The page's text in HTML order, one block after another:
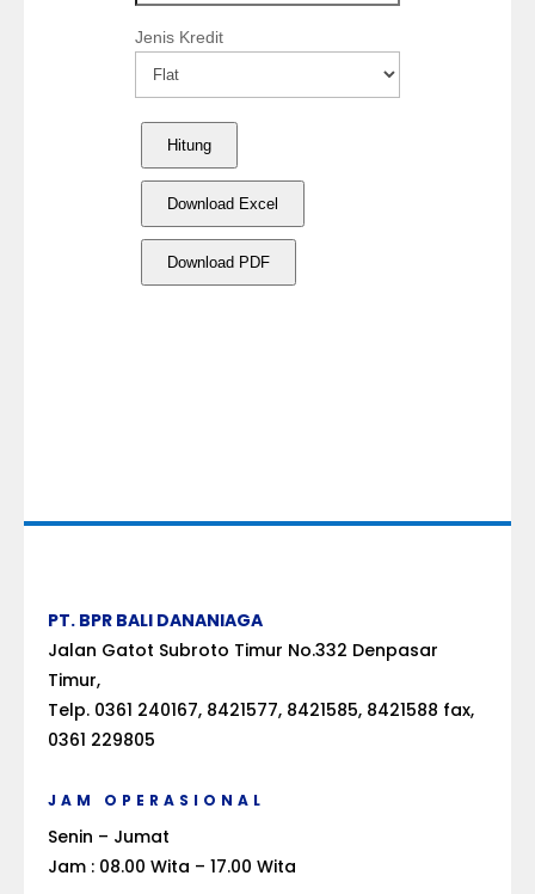
Jenis Kredit
Hitung
Download Excel
Download PDF
PT. BPR BALI DANANIAGA
Jalan Gatot Subroto Timur No.332 Denpasar
Timur,
Telp. 0361 240167, 8421577, 8421585, 8421588 fax,
0361 229805
JAM OPERASIONAL
Senin – Jumat
Jam : 08.00 Wita – 17.00 Wita